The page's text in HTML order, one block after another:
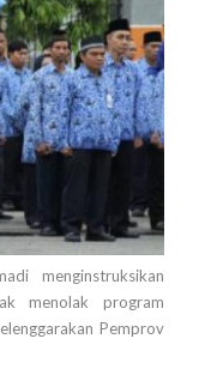
menginstruksikan
menolak program
Pemprov